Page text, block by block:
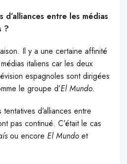
d’alliances entre les médias
?
Il y a une certaine affinité
italiens car les deux
espagnoles sont dirigées
le groupe d’El Mundo.
d’alliances entre
pas continué. C’était le cas
ou encore El Mundoet